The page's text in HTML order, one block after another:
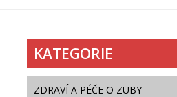
KATEGORIE
ZDRAVÍ A PÉČE O ZUBY